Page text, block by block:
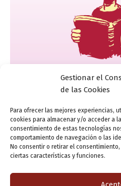
Gestionar el
de las Cookies
Para ofrecer las mejores experiencias,
cookies para almacenar y/o acceder a
consentimiento de estas tecnologías
comportamiento de navegación o las
No consentir o retirar el
ciertas características y funciones.
Un refresco lingüístico
prioridades
ensutinta 4 agosto, 2016
Aunque parezca obvio, a lo